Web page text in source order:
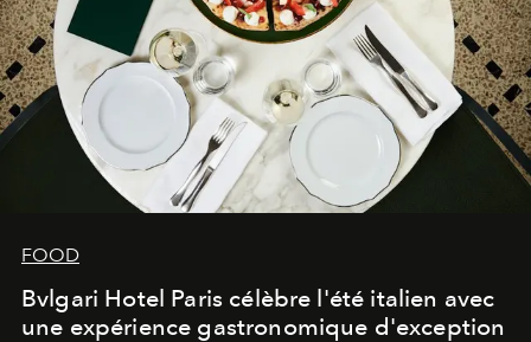
FOOD
Bvlgari Hotel Paris célèbre l'été italien avec
une expérience gastronomique d'exception